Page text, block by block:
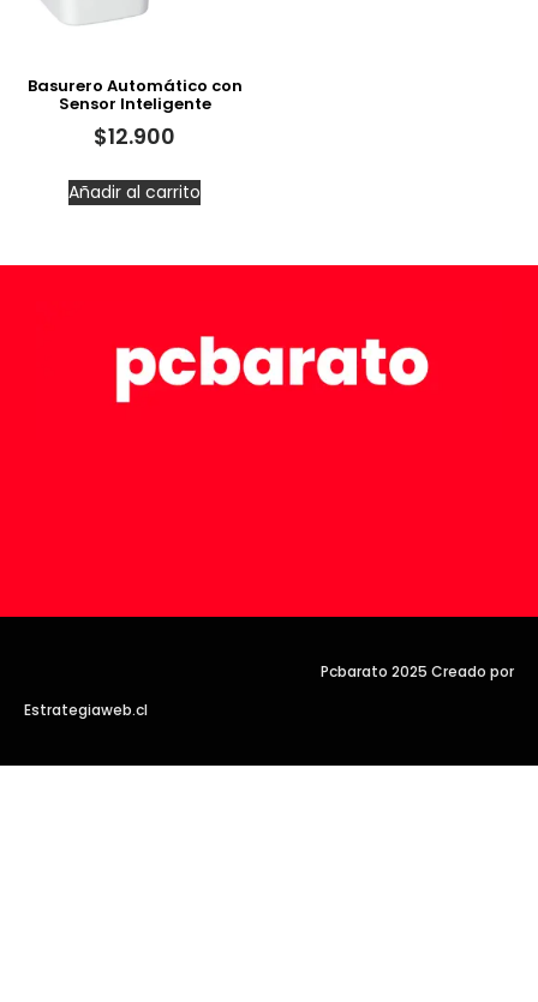
Basurero Automático con
Sensor Inteligente
$12.900
Añadir al carrito
Pcbarato 2025 Creado por
Estrategiaweb.cl